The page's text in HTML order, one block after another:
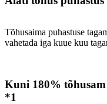
Tõhusaima puhastuse
vahetada iga kuue kuu
Kuni 180% tõhusam
*1